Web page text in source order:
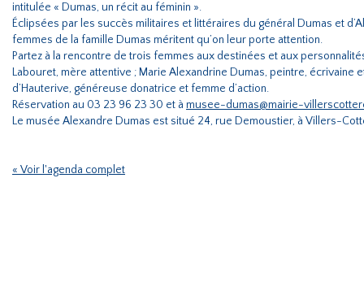
intitulée « Dumas, un récit au féminin ».
Éclipsées par les succès militaires et littéraires du général Dumas et
femmes de la famille Dumas méritent qu’on leur porte attention.
Partez à la rencontre de trois femmes aux destinées et aux
Labouret, mère attentive ; Marie Alexandrine Dumas, peintre, écrivaine
d’Hauterive, généreuse donatrice et femme d’action.
Réservation au 03 23 96 23 30 et à musee-dumas@mairie-
Le musée Alexandre Dumas est situé 24, rue Demoustier, à Villers-
« Voir l'agenda complet